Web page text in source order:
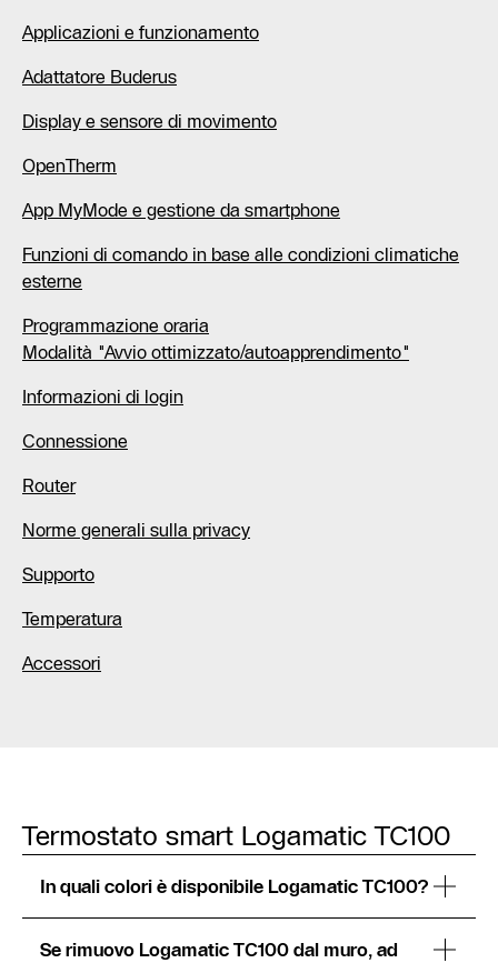
Applicazioni e funzionamento
Adattatore Buderus
Display e sensore di movimento
OpenTherm
App MyMode e gestione da smartphone
Funzioni di comando in base alle condizioni climatiche
esterne
Programmazione oraria
Modalità "Avvio ottimizzato/autoapprendimento"
Informazioni di login
Connessione
Router
Norme generali sulla privacy
Supporto
Temperatura
Accessori
Termostato smart Logamatic TC100
In quali colori è disponibile Logamatic TC100?
Se rimuovo Logamatic TC100 dal muro, ad